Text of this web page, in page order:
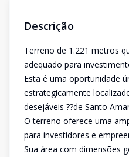
Descrição
Terreno de 1.221 metros
adequado para
Esta é uma oportunidade
estrategicamente
desejáveis ??de Santo
O terreno oferece uma
para investidores e
Sua área com dimensões